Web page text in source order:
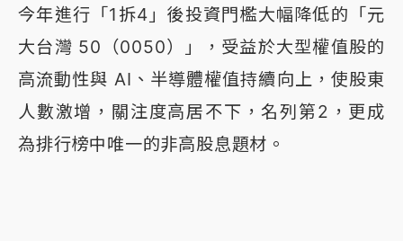
今年進行「1拆4」後投資門檻大幅降低的「元
大台灣 50（0050）」，受益於大型權值股的
高流動性與 AI、半導體權值持續向上，使股東
人數激增，關注度高居不下，名列第2，更成
為排行榜中唯一的非高股息題材。